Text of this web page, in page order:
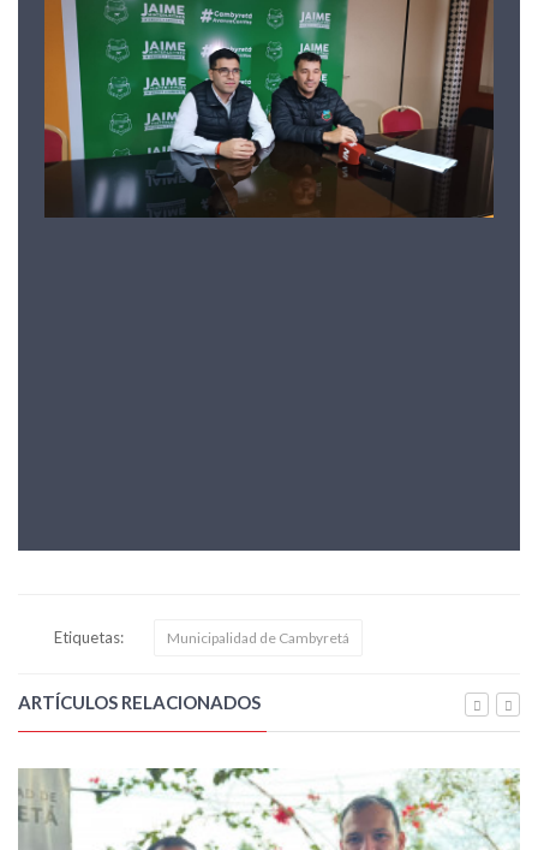
Etiquetas: Municipalidad de Cambyretá
ARTÍCULOS RELACIONADOS